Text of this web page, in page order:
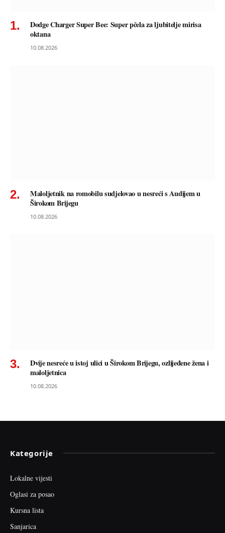
Dodge Charger Super Bee: Super pčela za ljubitelje mirisa
oktana
10.08.2026
Maloljetnik na romobilu sudjelovao u nesreći s Audijem u
Širokom Brijegu
10.08.2026
Dvije nesreće u istoj ulici u Širokom Brijegu, ozlijeđene žena i
maloljetnica
10.08.2026
Kategorije
Lokalne vijesti
Oglasi za posao
Kursna lista
Sanjarica